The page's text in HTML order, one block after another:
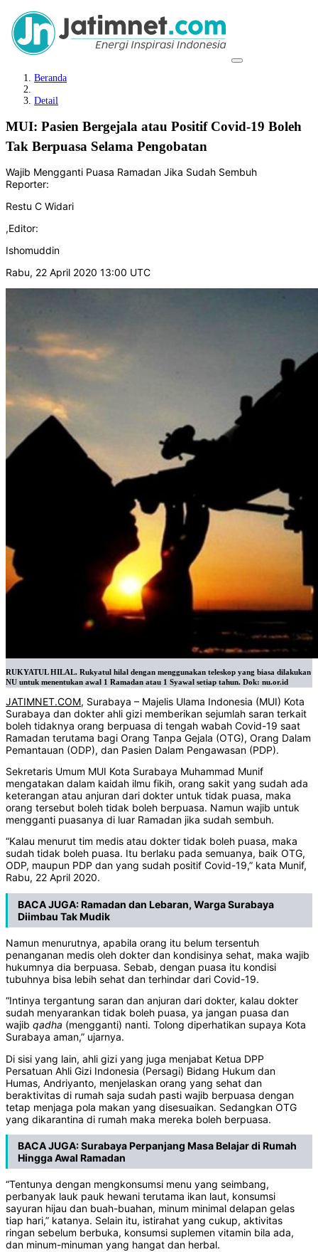
Beranda
Detail
MUI: Pasien Bergejala atau Positif Covid-19 Boleh
Tak Berpuasa Selama Pengobatan
Wajib Mengganti Puasa Ramadan Jika Sudah Sembuh
Reporter:
Restu C Widari
,Editor:
Ishomuddin
Rabu, 22 April 2020 13:00 UTC
RUKYATUL HILAL. Rukyatul hilal dengan menggunakan teleskop yang biasa dilakukan
NU untuk menentukan awal 1 Ramadan atau 1 Syawal setiap tahun. Dok: nu.or.id
JATIMNET.COM, Surabaya – Majelis Ulama Indonesia (MUI) Kota
Surabaya dan dokter ahli gizi memberikan sejumlah saran terkait
boleh tidaknya orang berpuasa di tengah wabah Covid-19 saat
Ramadan terutama bagi Orang Tanpa Gejala (OTG), Orang Dalam
Pemantauan (ODP), dan Pasien Dalam Pengawasan (PDP).
Sekretaris Umum MUI Kota Surabaya Muhammad Munif
mengatakan dalam kaidah ilmu fikih, orang sakit yang sudah ada
keterangan atau anjuran dari dokter untuk tidak puasa, maka
orang tersebut boleh tidak boleh berpuasa. Namun wajib untuk
mengganti puasanya di luar Ramadan jika sudah sembuh.
“Kalau menurut tim medis atau dokter tidak boleh puasa, maka
sudah tidak boleh puasa. Itu berlaku pada semuanya, baik OTG,
ODP, maupun PDP dan yang sudah positif Covid-19,” kata Munif,
Rabu, 22 April 2020.
BACA JUGA:Ramadan dan Lebaran, Warga Surabaya
Diimbau Tak Mudik
Namun menurutnya, apabila orang itu belum tersentuh
penanganan medis oleh dokter dan kondisinya sehat, maka wajib
hukumnya dia berpuasa. Sebab, dengan puasa itu kondisi
tubuhnya bisa lebih sehat dan terhindar dari Covid-19.
“Intinya tergantung saran dan anjuran dari dokter, kalau dokter
sudah menyarankan tidak boleh puasa, ya jangan puasa dan
wajib qadha (mengganti) nanti. Tolong diperhatikan supaya Kota
Surabaya aman,” ujarnya.
Di sisi yang lain, ahli gizi yang juga menjabat Ketua DPP
Persatuan Ahli Gizi Indonesia (Persagi) Bidang Hukum dan
Humas, Andriyanto, menjelaskan orang yang sehat dan
beraktivitas di rumah saja sudah pasti wajib berpuasa dengan
tetap menjaga pola makan yang disesuaikan. Sedangkan OTG
yang dikarantina di rumah maka mereka boleh berpuasa.
BACA JUGA:Surabaya Perpanjang Masa Belajar di Rumah
Hingga Awal Ramadan
“Tentunya dengan mengkonsumsi menu yang seimbang,
perbanyak lauk pauk hewani terutama ikan laut, konsumsi
sayuran hijau dan buah-buahan, minum minimal delapan gelas
tiap hari,” katanya. Selain itu, istirahat yang cukup, aktivitas
ringan sebelum berbuka, konsumsi suplemen vitamin bila ada,
dan minum-minuman yang hangat dan herbal.